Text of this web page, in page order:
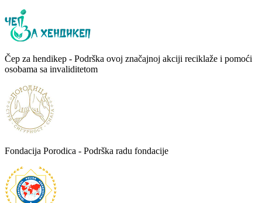
Čep za hendikep - Podrška ovoj značajnoj akciji reciklaže i pomoći
osobama sa invaliditetom
Fondacija Porodica - Podrška radu fondacije